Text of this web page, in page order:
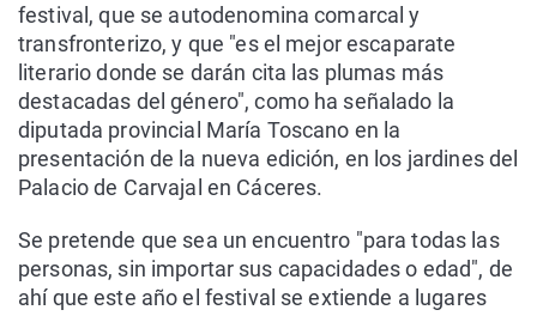
festival, que se autodenomina comarcal y
transfronterizo, y que "es el mejor escaparate
literario donde se darán cita las plumas más
destacadas del género", como ha señalado la
diputada provincial María Toscano en la
presentación de la nueva edición, en los jardines del
Palacio de Carvajal en Cáceres.
Se pretende que sea un encuentro "para todas las
personas, sin importar sus capacidades o edad", de
ahí que este año el festival se extiende a lugares